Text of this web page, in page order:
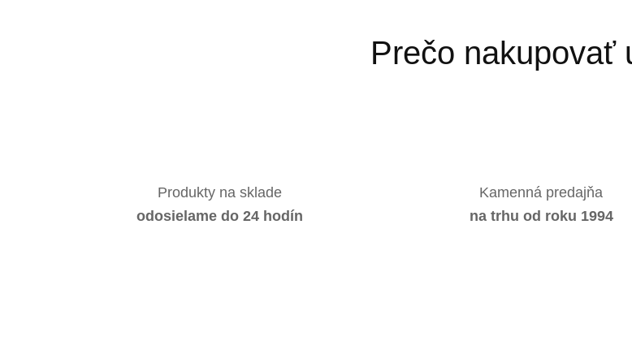
Prečo nakupovať
Produkty na sklade
odosielame do 24 hodín
Kamenná predajňa
na trhu od roku 1994